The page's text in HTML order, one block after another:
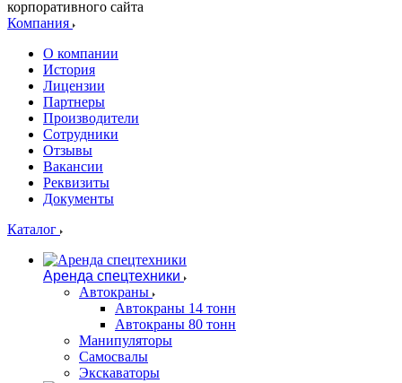
корпоративного сайта
Компания
О компании
История
Лицензии
Партнеры
Производители
Сотрудники
Отзывы
Вакансии
Реквизиты
Документы
Каталог
Аренда спецтехники
Автокраны
Автокраны 14 тонн
Автокраны 80 тонн
Манипуляторы
Самосвалы
Экскаваторы